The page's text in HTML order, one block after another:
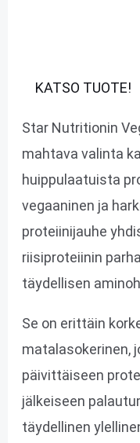
KATSO TUOTE!
Star Nutritionin
mahtava valinta
huippulaatuista
vegaaninen ja
proteiinijauhe
riisiproteiinin
täydellisen
Se on erittäin
matalasokerinen,
päivittäiseen
jälkeiseen
täydellinen